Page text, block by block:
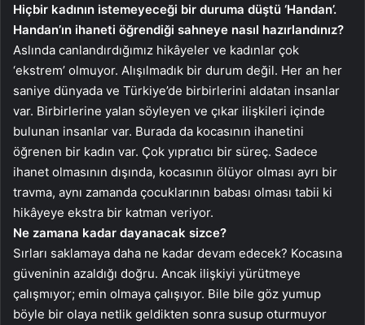
Hiçbir kadının istemeyeceği bir duruma düştü ‘Handan’.
Handan’ın ihaneti öğrendiği sahneye nasıl hazırlandınız?
Aslında canlandırdığımız hikâyeler ve kadınlar çok
‘ekstrem’ olmuyor. Alışılmadık bir durum değil. Her an her
saniye dünyada ve Türkiye’de birbirlerini aldatan insanlar
var. Birbirlerine yalan söyleyen ve çıkar ilişkileri içinde
bulunan insanlar var. Burada da kocasının ihanetini
öğrenen bir kadın var. Çok yıpratıcı bir süreç. Sadece
ihanet olmasının dışında, kocasının ölüyor olması ayrı bir
travma, aynı zamanda çocuklarının babası olması tabii ki
hikâyeye ekstra bir katman veriyor.
Ne zamana kadar dayanacak sizce?
Sırları saklamaya daha ne kadar devam edecek? Kocasına
güveninin azaldığı doğru. Ancak ilişkiyi yürütmeye
çalışmıyor; emin olmaya çalışıyor. Bile bile göz yumup
böyle bir olaya netlik geldikten sonra susup oturmuyor